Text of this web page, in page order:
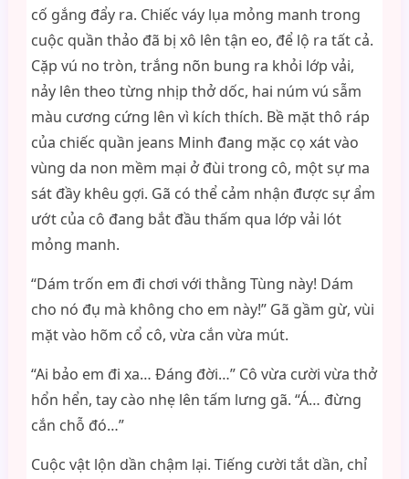
cố gắng đẩy ra. Chiếc váy lụa mỏng manh trong
cuộc quần thảo đã bị xô lên tận eo, để lộ ra tất cả.
Cặp vú no tròn, trắng nõn bung ra khỏi lớp vải,
nảy lên theo từng nhịp thở dốc, hai núm vú sẫm
màu cương cứng lên vì kích thích. Bề mặt thô ráp
của chiếc quần jeans Minh đang mặc cọ xát vào
vùng da non mềm mại ở đùi trong cô, một sự ma
sát đầy khêu gợi. Gã có thể cảm nhận được sự ẩm
ướt của cô đang bắt đầu thấm qua lớp vải lót
mỏng manh.
“Dám trốn em đi chơi với thằng Tùng này! Dám
cho nó đụ mà không cho em này!” Gã gầm gừ, vùi
mặt vào hõm cổ cô, vừa cắn vừa mút.
“Ai bảo em đi xa… Đáng đời…” Cô vừa cười vừa thở
hổn hển, tay cào nhẹ lên tấm lưng gã. “Á… đừng
cắn chỗ đó…”
Cuộc vật lộn dần chậm lại. Tiếng cười tắt dần, chỉ